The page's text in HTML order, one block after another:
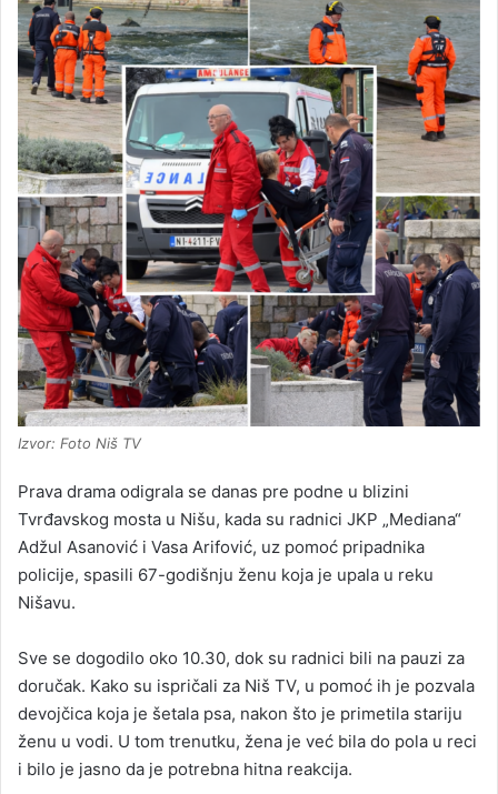
Izvor: Foto Niš TV
Prava drama odigrala se danas pre podne u blizini
Tvrđavskog mosta u Nišu, kada su radnici JKP „Mediana“
Adžul Asanović i Vasa Arifović, uz pomoć pripadnika
policije, spasili 67-godišnju ženu koja je upala u reku
Nišavu.
Sve se dogodilo oko 10.30, dok su radnici bili na pauzi za
doručak. Kako su ispričali za Niš TV, u pomoć ih je pozvala
devojčica koja je šetala psa, nakon što je primetila stariju
ženu u vodi. U tom trenutku, žena je već bila do pola u reci
i bilo je jasno da je potrebna hitna reakcija.